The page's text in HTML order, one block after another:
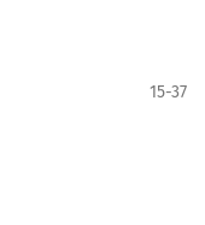
15-37